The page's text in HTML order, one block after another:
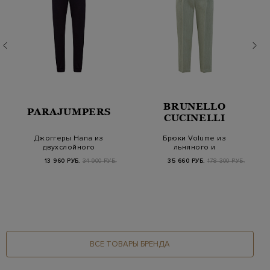
PARAJUMPERS
Джоггеры Hana из
двухслойного
интерлока и
влагозащитно…
13 960 РУБ. 34 900 РУБ.
BRUNELLO
CUCINELLI
Брюки Volume из
льняного и
хлопкового репса в
рубчик
35 660 РУБ. 178 300 РУБ.
ВСЕ ТОВАРЫ БРЕНДА